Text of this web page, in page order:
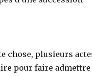
chose, plusieurs
pour faire